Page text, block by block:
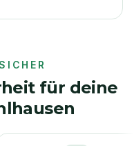
für deine